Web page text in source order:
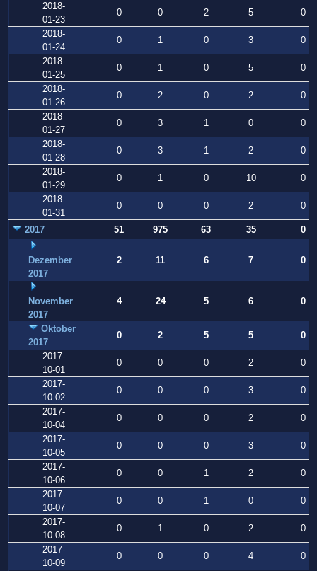
2018-
01-23
0 0 2 5
0
2018-
01-24
0 1 0 3
0
2018-
01-25
0 1 0 5
0
2018-
01-26
0 2 0 2
0
2018-
01-27
0 3 1 0
0
2018-
01-28
0 3 1 2
0
2018-
01-29
0 1 0 10
0
2018-
01-31
0 0 0 2 0
2017 51 975 63 35 0
Dezember
2017
2 11 6 7 0
November
2017
4 24 5 6 0
Oktober
2017
0 2 5 5
0
2017-
10-01
0 0 0 2
0
2017-
10-02
0 0 0 3
0
2017-
10-04
0 0 0 2
0
2017-
10-05
0 0 0 3
0
2017-
10-06
0 0 1 2
0
2017-
10-07
0 0 1 0
0
2017-
10-08
0 1 0 2
0
2017-
10-09
0 0 0 4
0